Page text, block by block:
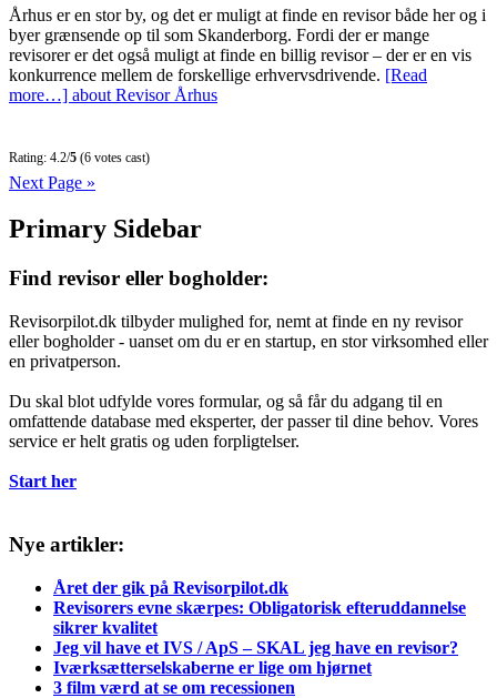
Århus er en stor by, og det er muligt at finde en revisor både her og i
byer grænsende op til som Skanderborg. Fordi der er mange
revisorer er det også muligt at finde en billig revisor – der er en vis
konkurrence mellem de forskellige erhvervsdrivende. [Read
more…] about Revisor Århus
Rating: 4.2/5 (6 votes cast)
Next Page »
Primary Sidebar
Find revisor eller bogholder:
Revisorpilot.dk tilbyder mulighed for, nemt at finde en ny revisor
eller bogholder - uanset om du er en startup, en stor virksomhed eller
en privatperson.
Du skal blot udfylde vores formular, og så får du adgang til en
omfattende database med eksperter, der passer til dine behov. Vores
service er helt gratis og uden forpligtelser.
Start her
Nye artikler:
Året der gik på Revisorpilot.dk
Revisorers evne skærpes: Obligatorisk efteruddannelse
sikrer kvalitet
Jeg vil have et IVS / ApS – SKAL jeg have en revisor?
Iværksætterselskaberne er lige om hjørnet
3 film værd at se om recessionen